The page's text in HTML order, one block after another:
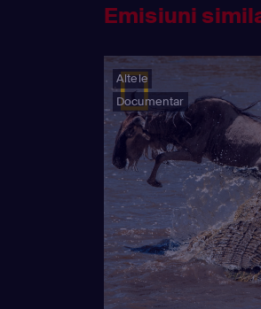
Emisiuni
Altele
Documentar